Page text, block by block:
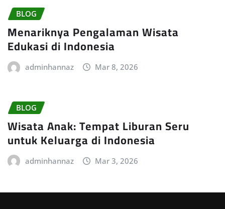
BLOG
Menariknya Pengalaman Wisata
Edukasi di Indonesia
adminhannaz Mar 8, 2026
BLOG
Wisata Anak: Tempat Liburan Seru
untuk Keluarga di Indonesia
adminhannaz Mar 3, 2026